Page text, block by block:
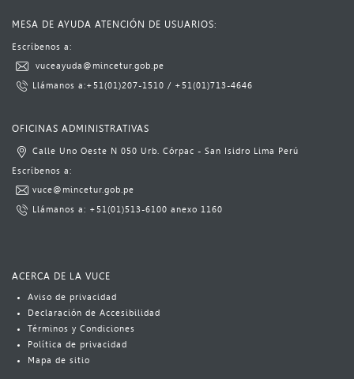
MESA DE AYUDA ATENCIÓN DE USUARIOS:
Escríbenos a:​​​
vuceayuda@mincetur.gob.pe​
L​lámanos a:​+51(01)​207-1510 ​​ / ​ +51(01)713-4646​​​​
OFICINAS ADMINISTRATIVAS
Calle Uno Oeste N 050 Urb. Córpac - San Isidro Lima Perú​
​Escrí​benos a:​​​
vuce@mincetur.gob.pe​
Llámanos a: ​ +51(01)513-6100 ​ anexo 1160​
ACERCA DE LA VUCE
Aviso​​​ de privacidad
Declaración de Accesibilidad
Términos y Condiciones
Política​​ de privacidad
Mapa de sitio